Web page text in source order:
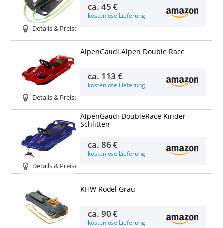
Details & Preise
ca.45 €
kostenlose Lieferung
Details & Preise
AlpenGaudi Alpen Double Race
ca. 113 €
kostenlose Lieferung
Details & Preise
AlpenGaudi DoubleRace Kinder
Schlitten
ca.86 €
kostenlose Lieferung
KHW Rodel Grau
ca.90 €
kostenlose Lieferung